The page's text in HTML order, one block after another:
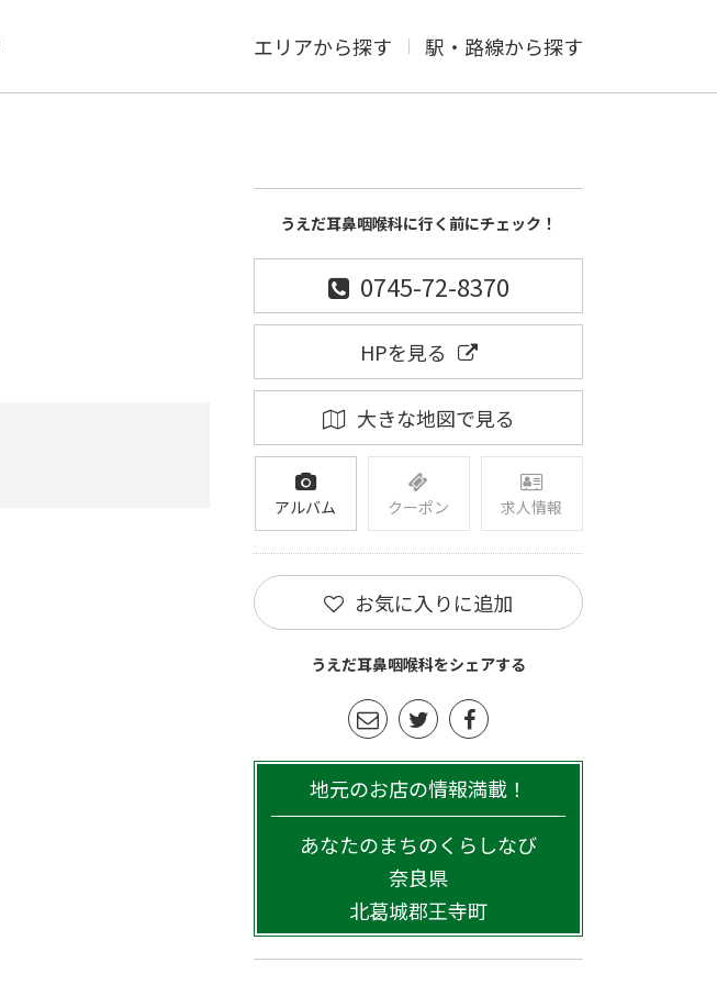
エリアから探す 駅・路線から探す
うえだ耳鼻咽喉科に行く前にチェック！
0745-72-8370
HPを見る
大きな地図で見る
アルバム クーポン 求人情報
お気に入りに追加
うえだ耳鼻咽喉科をシェアする
地元のお店の情報満載！
あなたのまちのくらしなび
奈良県
北葛城郡王寺町